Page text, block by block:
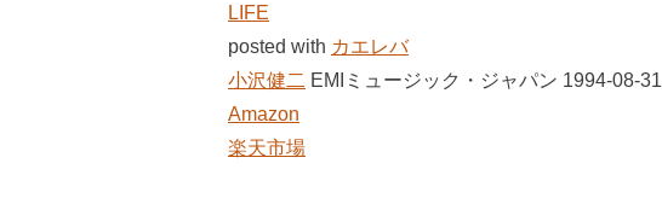
LIFE
posted with カエレバ
小沢健二 EMIミュージック・ジャパン 1994-08-31
Amazon
楽天市場